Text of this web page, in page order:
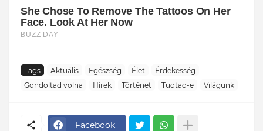
Tags Aktuális Egészség Élet
Érdekesség
Gondoltad volna
Hírek Történet Tudtad-e Világunk
Facebook